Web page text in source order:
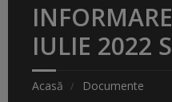
IULIE 2022
Acasă Documente